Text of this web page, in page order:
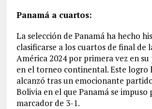
Panamá a cuartos:
La selección de Panamá ha hecho
clasificarse a los cuartos de final de
América 2024 por primera vez en
en el torneo continental. Este logro
alcanzó tras un emocionante
Bolivia en el que Panamá se impuso
marcador de 3-1.